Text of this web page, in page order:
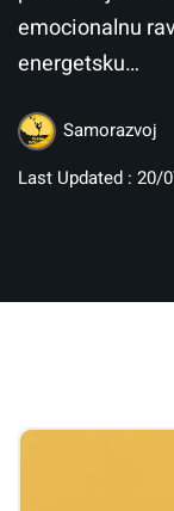
emocionalnu
energetsku…
Samorazvoj
Last Updated : 20/